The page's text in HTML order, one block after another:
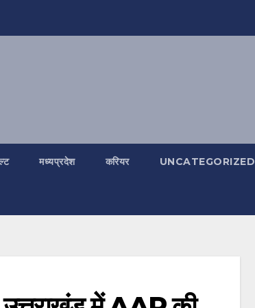
मध्यप्रदेश करियर UNCATEGORIZED